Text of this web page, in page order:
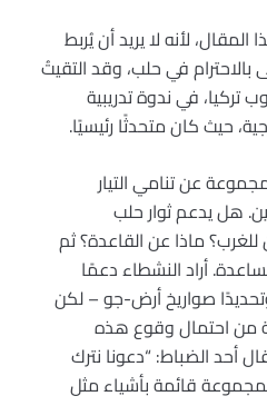
لأنه لا يريد أن يُربط
بالاحترام في حلب، وقد التقيتُ
تركيا، في ندوة تدريبية
حيث كان متحدثًا رئيسيًا.
عن تنامي التيار
هل يدعم ثوار حلب
ماذا عن القاعدة؟ ثم
أراد النشطاء دعمًا
صواريخ أرض-جو – لكن
من احتمال وقوع هذه
أحد الضباط: “دعونا نترك
قائمة بأشياء مثل